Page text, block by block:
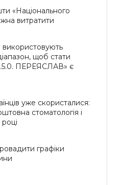
«Національного
витратити
використовують
щоб стати
ПЕРЕЯСЛАВ» є
уже скористалися:
стоматологія і
графіки